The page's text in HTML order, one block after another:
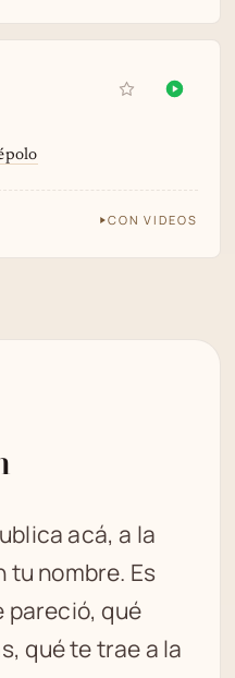
CON VIDEOS
acá, a la
tu nombre. Es
pareció, qué
qué te trae a la